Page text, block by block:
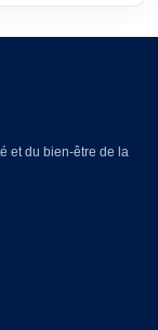
et du bien-être de la